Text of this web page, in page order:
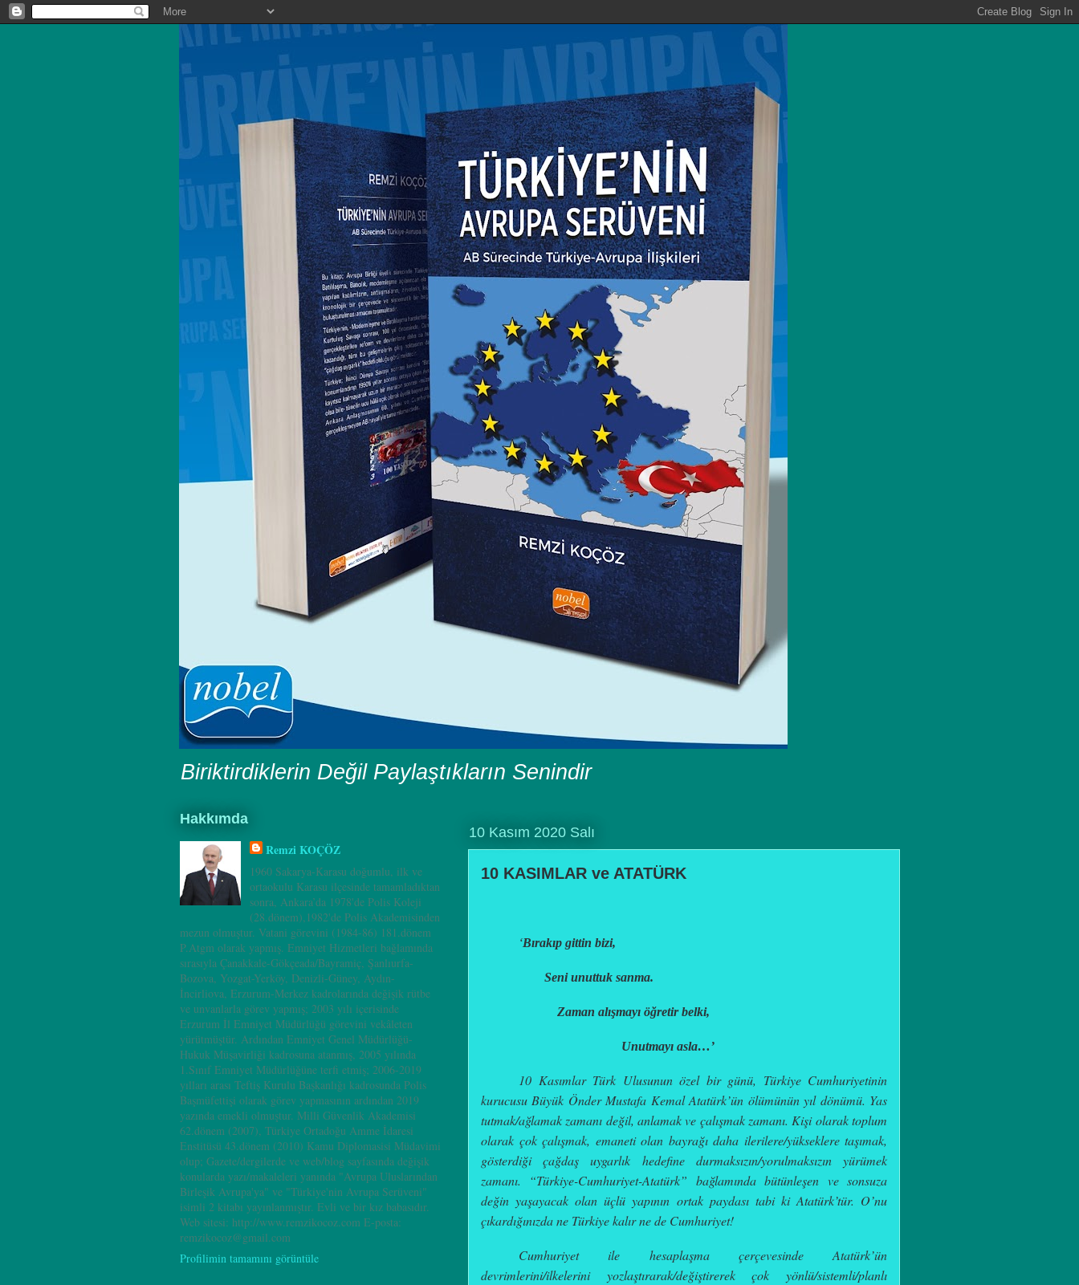
Biriktirdiklerin Değil Paylaştıkların Senindir
10 Kasım 2020 Salı
10 KASIMLAR ve ATATÜRK
‘Bırakıp gittin bizi,
Seni unuttuk sanma.
Zaman alışmayı öğretir belki,
Unutmayı asla…’
10 Kasımlar Türk Ulusunun özel bir günü, Türkiye Cumhuriyetinin
kurucusu Büyük Önder Mustafa KemalAtatürk’ün ölümünün yıl dönümü. Yas
tutmak/ağlamak zamanı değil, anlamak ve çalışmak zamanı. Kişi olarak toplum
olarak çok çalışmak, emaneti olan bayrağı daha ilerilere/yükseklere taşımak,
gösterdiği çağdaş uygarlık hedefine durmaksızın/yorulmaksızın yürümek
zamanı. “Türkiye-Cumhuriyet-Atatürk” bağlamında bütünleşen ve sonsuza
değin yaşayacak olan üçlü yapının ortak paydası tabi ki Atatürk’tür. O’nu
çıkardığınızda ne Türkiye kalır ne de Cumhuriyet!
Cumhuriyet ile hesaplaşma çerçevesinde Atatürk’ün
devrimlerini/ilkelerini yozlaştırarak/değiştirerek çok yönlü/sistemli/planlı
Hakkımda
Remzi KOÇÖZ
1960 Sakarya-Karasu doğumlu, ilk ve
ortaokulu Karasu ilçesinde tamamladıktan
sonra, Ankara’da 1978'de Polis Koleji
(28.dönem),1982'de Polis Akademisinden
mezun olmuştur. Vatani görevini (1984-86) 181.dönem
P.Atgm olarak yapmış. Emniyet Hizmetleri bağlamında
sırasıyla Çanakkale-Gökçeada/Bayramiç, Şanlıurfa-
Bozova, Yozgat-Yerköy, Denizli-Güney, Aydın-
İncirliova, Erzurum-Merkez kadrolarında değişik rütbe
ve unvanlarla görev yapmış; 2003 yılı içerisinde
Erzurum İl Emniyet Müdürlüğü görevini vekâleten
yürütmüştür. Ardından Emniyet Genel Müdürlüğü-
Hukuk Müşavirliği kadrosuna atanmış, 2005 yılında
1.Sınıf Emniyet Müdürlüğüne terfi etmiş; 2006-2019
yılları arası Teftiş Kurulu Başkanlığı kadrosunda Polis
Başmüfettişi olarak görev yapmasının ardından 2019
yazında emekli olmuştur. Milli Güvenlik Akademisi
62.dönem (2007), Türkiye Ortadoğu Amme İdaresi
Enstitüsü 43.dönem (2010) Kamu Diplomasisi Müdavimi
olup; Gazete/dergilerde ve web/blog sayfasında değişik
konularda yazı/makaleleri yanında "Avrupa Uluslarından
Birleşik Avrupa'ya" ve "Türkiye'nin Avrupa Serüveni"
isimli 2 kitabı yayınlanmıştır. Evli ve bir kız babasıdır.
Web sitesi: http://www.remzikocoz.com E-posta:
remzikocoz@gmail.com
Profilimin tamamını görüntüle